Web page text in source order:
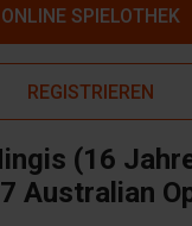
ONLINE SPIELOTHEK
REGISTRIEREN
(16
Australian